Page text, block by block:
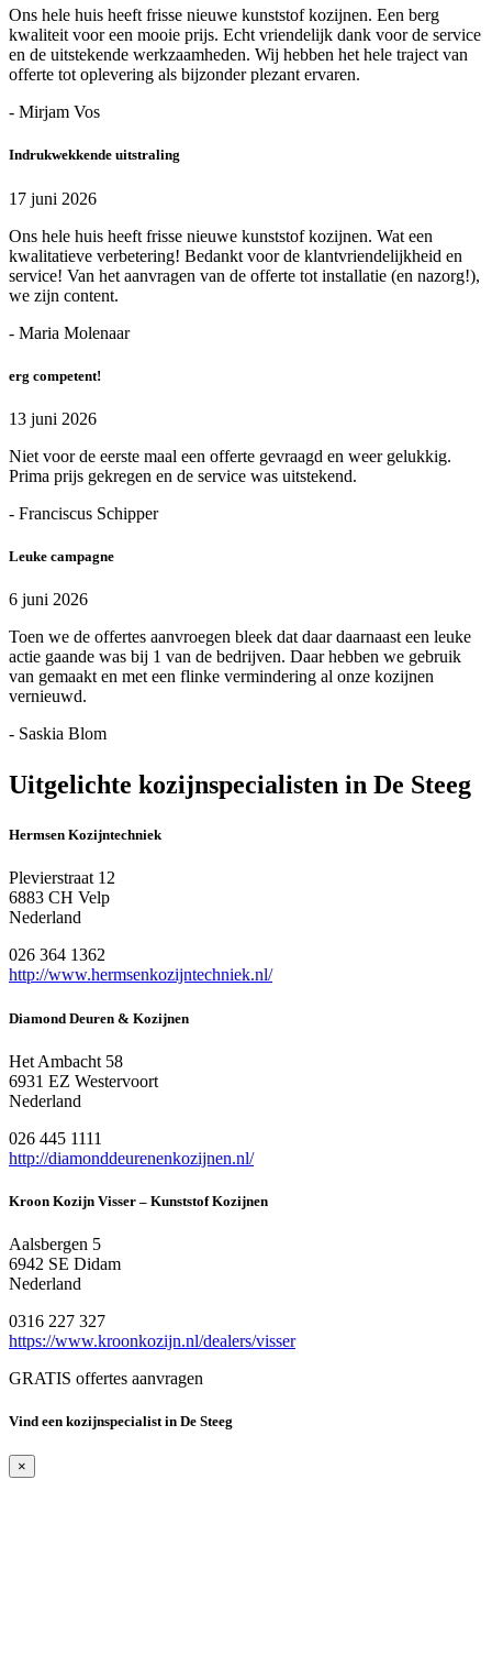
Ons hele huis heeft frisse nieuwe kunststof kozijnen. Een berg
kwaliteit voor een mooie prijs. Echt vriendelijk dank voor de service
en de uitstekende werkzaamheden. Wij hebben het hele traject van
offerte tot oplevering als bijzonder plezant ervaren.
- Mirjam Vos
Indrukwekkende uitstraling
17 juni 2026
Ons hele huis heeft frisse nieuwe kunststof kozijnen. Wat een
kwalitatieve verbetering! Bedankt voor de klantvriendelijkheid en
service! Van het aanvragen van de offerte tot installatie (en nazorg!),
we zijn content.
- Maria Molenaar
erg competent!
13 juni 2026
Niet voor de eerste maal een offerte gevraagd en weer gelukkig.
Prima prijs gekregen en de service was uitstekend.
- Franciscus Schipper
Leuke campagne
6 juni 2026
Toen we de offertes aanvroegen bleek dat daar daarnaast een leuke
actie gaande was bij 1 van de bedrijven. Daar hebben we gebruik
van gemaakt en met een flinke vermindering al onze kozijnen
vernieuwd.
- Saskia Blom
Uitgelichte kozijnspecialisten in De Steeg
Hermsen Kozijntechniek
Plevierstraat 12
6883 CH Velp
Nederland
026 364 1362
http://www.hermsenkozijntechniek.nl/
Diamond Deuren & Kozijnen
Het Ambacht 58
6931 EZ Westervoort
Nederland
026 445 1111
http://diamonddeurenenkozijnen.nl/
Kroon Kozijn Visser – Kunststof Kozijnen
Aalsbergen 5
6942 SE Didam
Nederland
0316 227 327
https://www.kroonkozijn.nl/dealers/visser
GRATIS offertes aanvragen
Vind een kozijnspecialist in De Steeg
×